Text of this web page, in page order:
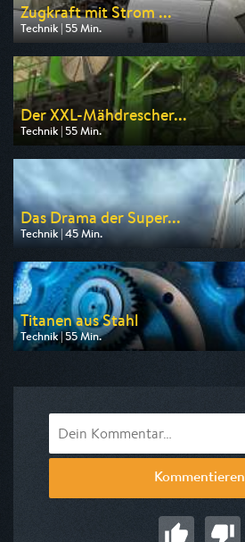
Zugkraft mit Strom ...
Technik | 55 Min.
Ausgestrahlt von WELT
am 08.08.2026, 19:20
Der XXL-Mähdrescher...
Technik | 55 Min.
Ausgestrahlt von WELT
am 09.08.2026, 17:30
Das Drama der Super...
Technik | 45 Min.
Ausgestrahlt von ZDF
am 08.08.2026, 02:00
Titanen aus Stahl
Technik | 55 Min.
Ausgestrahlt von DMAX
Kommentieren